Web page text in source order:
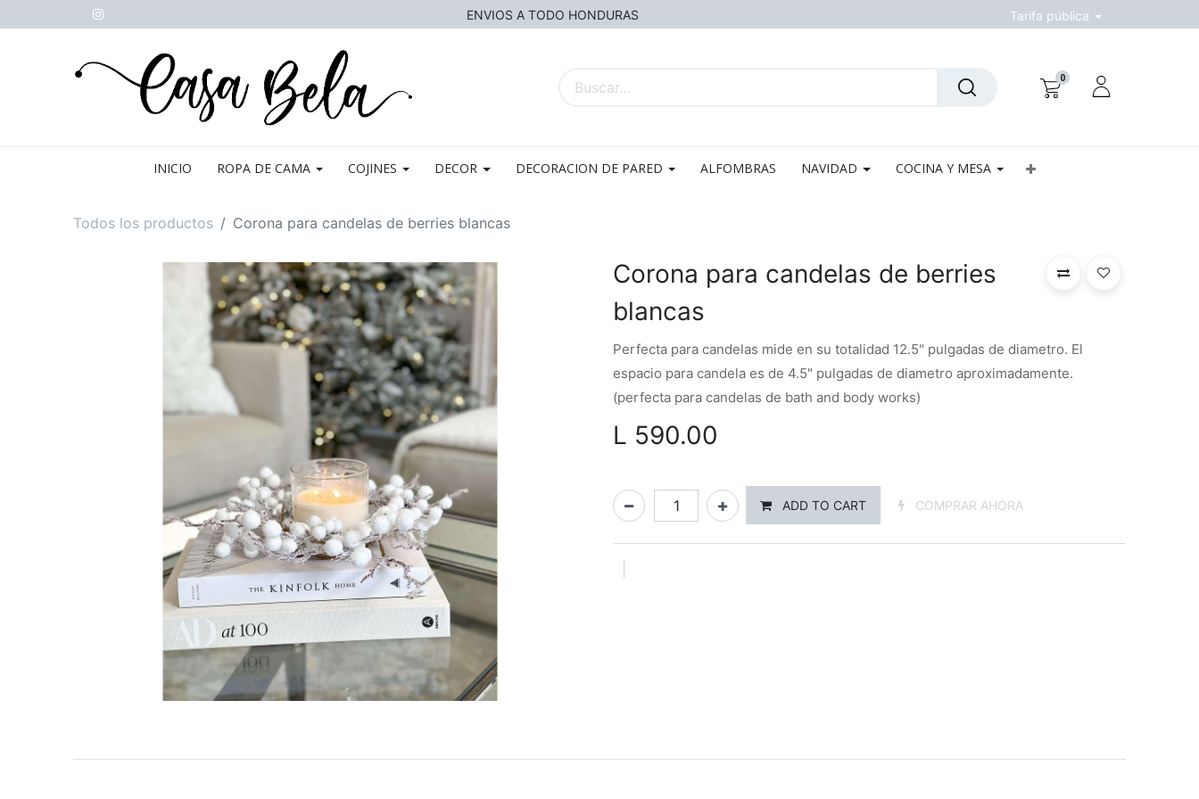
ENVIOS A TODO HONDURAS Tarifa pública
0
INICIO ROPA DE CAMA COJINES DECOR DECORACION DE PARED ALFOMBRAS NAVIDAD COCINA Y MESA
Todos los productos Corona para candelas de berries blancas
Corona para candelas de berries
blancas
Perfecta para candelas mide en su totalidad 12.5" pulgadas de diametro. El
espacio para candela es de 4.5" pulgadas de diametro aproximadamente.
(perfecta para candelas de bath and body works)
L 590.00
ADD TO CART COMPRAR AHORA